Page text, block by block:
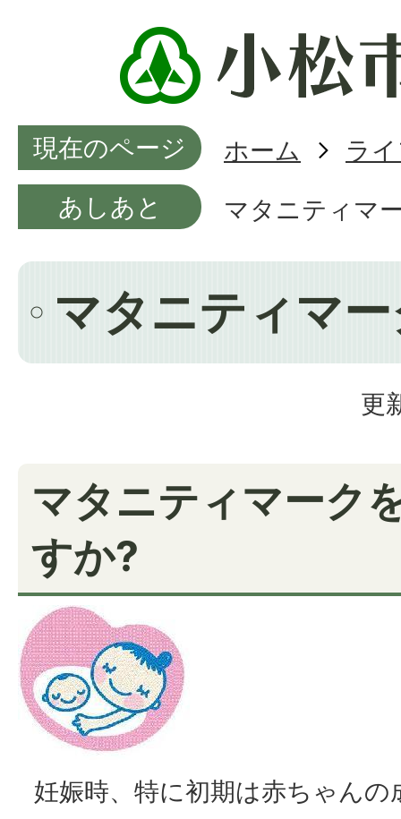
現在のページ ホーム
ラ
あしあと
マタニティマ
マタニティマ
更
マタニティマーク
すか?
妊娠時、特に初期は赤ちゃん